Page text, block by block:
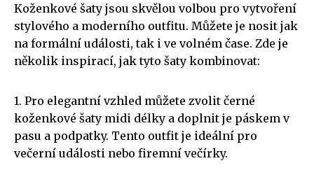
Koženkové šaty jsou skvělou volbou pro vytvoření
stylového a moderního outfitu. Můžete je nosit jak
na formální události, tak i ve volném čase. Zde je
několik inspirací, jak tyto šaty kombinovat:
1. Pro elegantní vzhled můžete zvolit černé
koženkové šaty midi délky a doplnit je páskem v
pasu a podpatky. Tento outfit je ideální pro
večerní události nebo firemní večírky.